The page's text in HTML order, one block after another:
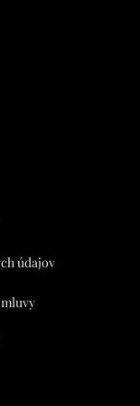
údajov